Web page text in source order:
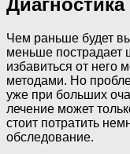
Чем раньше будет
меньше пострадает
избавиться от
методами. Но
уже при больших
лечение может
стоит потратить
обследование.